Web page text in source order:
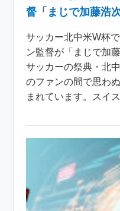
督「まじで加藤浩
サッカー北中米W杯
ン監督が「まじで加
サッカーの祭典・北
のファンの間で思わ
まれています。スイ